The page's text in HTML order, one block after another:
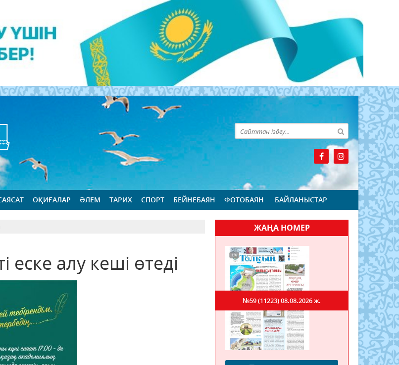
ОҚИҒАЛАР ӘЛЕМ ТАРИХ СПОРТ БЕЙНЕБАЯН ФОТОБАЯН БАЙЛАНЫСТАР
алу кеші өтеді
ЖАҢА НОМЕР
№59 (11223)08.08.2026 ж.